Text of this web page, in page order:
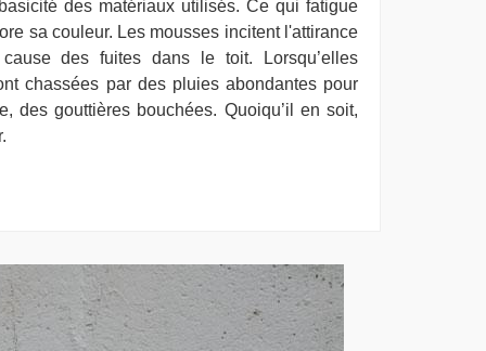
des matériaux utilisés. Ce qui fatigue
sa couleur. Les mousses incitent l'attirance
des fuites dans le toit. Lorsqu’elles
chassées par des pluies abondantes pour
des gouttières bouchées. Quoiqu’il en soit,